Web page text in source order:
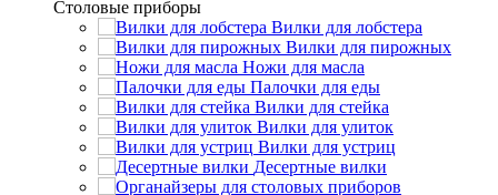
Cтоловые приборы
Вилки для лобстера
Вилки для пирожных
Ножи для масла
Палочки для еды
Вилки для стейка
Вилки для улиток
Вилки для устриц
Десертные вилки